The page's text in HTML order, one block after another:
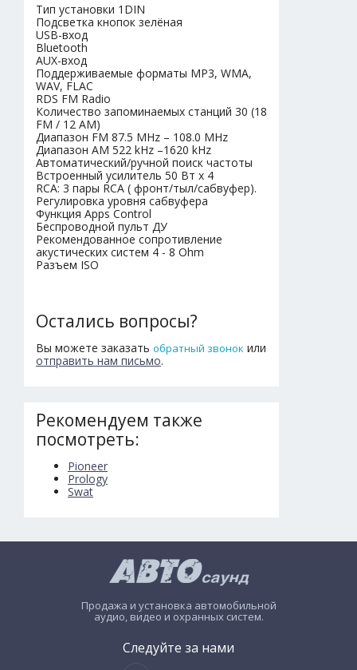
Тип установки 1DIN
Подсветка кнопок зелёная
USB-вход
Bluetooth
AUX-вход
Поддерживаемые форматы MP3, WMA,
WAV, FLAC
RDS FM Radio
Количество запоминаемых станций 30 (18
FM / 12 AM)
Диапазон FM 87.5 MHz – 108.0 MHz
Диапазон AM 522 kHz –1620 kHz
Автоматический/ручной поиск частоты
Встроенный усилитель 50 Вт х 4
RCA: 3 пары RCA ( фронт/тыл/сабвуфер).
Регулировка уровня сабвуфера
Функция Apps Control
Беспроводной пульт ДУ
Рекомендованное сопротивление
акустических систем 4 - 8 Ohm
Разъем ISO
Остались вопросы?
Вы можете заказать обратный звонок или
отправить нам письмо.
Рекомендуем также
посмотреть:
Pioneer
Prology
Swat
Продажа и установка автомобильной
аудио, видео и охранных систем.
Следуйте за нами